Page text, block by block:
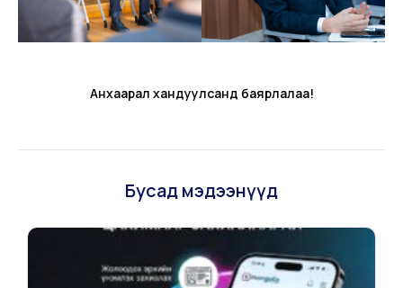
Анхаарал хандуулсанд баярлалаа!
Бусад мэдээнүүд